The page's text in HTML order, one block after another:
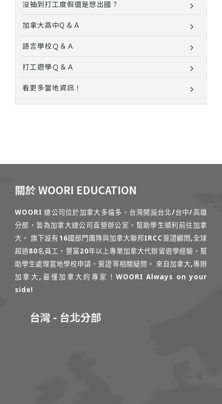
沒抽到打工度假還是想出國？
加拿大高中Q & A
語言學校Ｑ＆Ａ
打工遊學Ｑ＆Ａ
看更多當地資訊！
關於 WOORI EDUCATION
WOORI 總公司位於加拿大多倫多，台灣開設台北/台中/高雄
分部，皆為加拿大總公司直營辦公室，幫助學生順利前往加拿
大。 旗下設有16國部門團隊與加拿大聯邦IRCC簽證顧問,全球
超過80名員工，豐富20年以上專業加拿大代辦留遊學經驗，幫
助學生處理當地學校申請，簽證等相關疑問。 來自加拿大,專辦
加拿大,最懂加拿大的專家！WOORI Always on your
side!
台灣 - 台北分部